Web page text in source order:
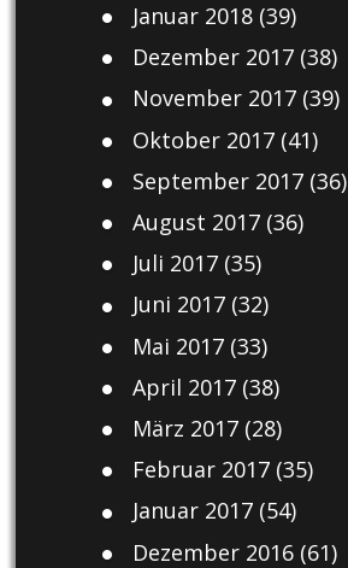
Januar 2018(39)
Dezember 2017(38)
November 2017(39)
Oktober 2017(41)
September 2017(36)
August 2017(36)
Juli 2017(35)
Juni 2017(32)
Mai 2017(33)
April 2017(38)
März 2017(28)
Februar 2017(35)
Januar 2017(54)
Dezember 2016(61)